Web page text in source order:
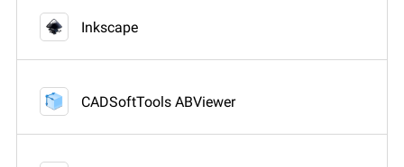
Inkscape
CADSoftTools ABViewer